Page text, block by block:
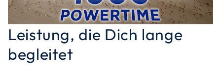
Leistung, die Dich lange
begleitet